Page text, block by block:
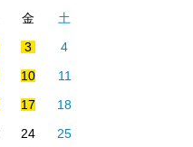
金
土
3
4
10
11
17
18
24
25